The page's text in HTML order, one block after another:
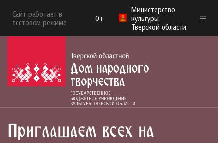
Сайт работает в
тестовом режиме
0+
Министерство
культуры
Тверской области
Приглашаем всех на